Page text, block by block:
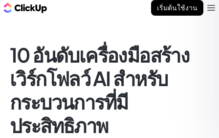
เริ่มต้นใช้งาน
10 อันดับเครื่องมือสร้าง
เวิร์กโฟลว์ AI สำหรับ
กระบวนการที่มี
ประสิทธิภาพ